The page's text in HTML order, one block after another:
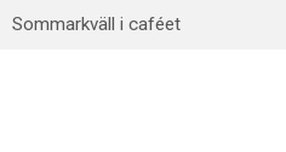
Sommarkväll i caféet